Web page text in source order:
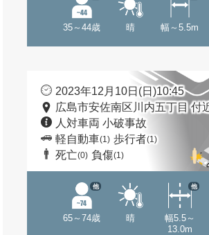
35～44歳 晴 幅～5.5m
2023年12月10日(日)10:45
広島市安佐南区川内五丁目 付
人対車両 小破事故
軽自動車(1) 歩行者(1)
死亡(0) 負傷(1)
65～74歳
他
晴
幅5.5～
13.0m
他